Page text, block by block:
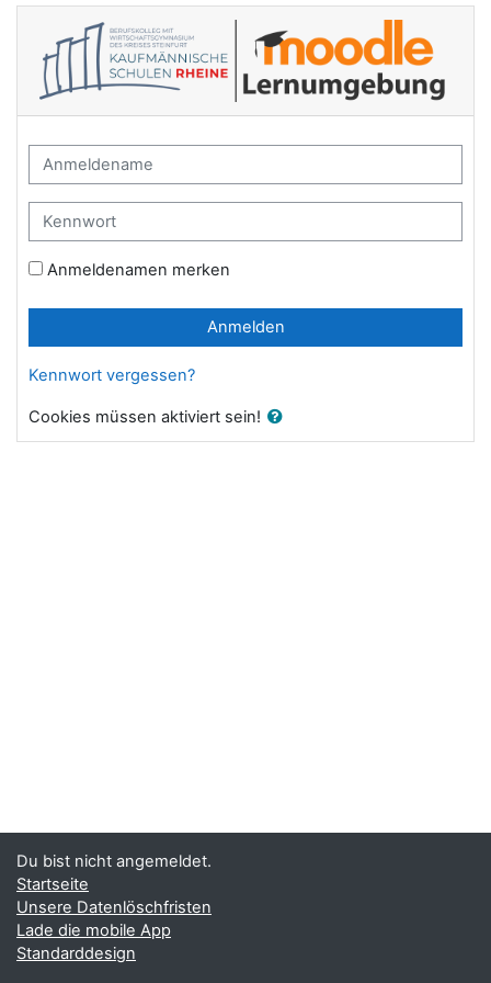
Zum Hauptinhalt
Lernplattform der Kaufmännischen
Anmeldename
Kennwort
Anmeldenamen merken
Anmelden
Kennwort vergessen?
Cookies müssen aktiviert sein!
Du bist nicht angemeldet.
Startseite
Unsere Datenlöschfristen
Lade die mobile App
Standarddesign